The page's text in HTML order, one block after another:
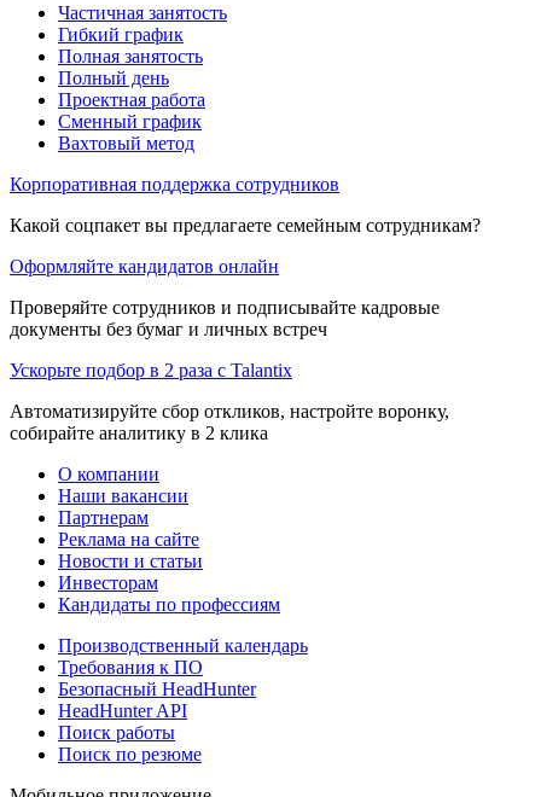
Частичная занятость
Гибкий график
Полная занятость
Полный день
Проектная работа
Сменный график
Вахтовый метод
Корпоративная поддержка сотрудников
Какой соцпакет вы предлагаете семейным сотрудникам?
Оформляйте кандидатов онлайн
Проверяйте сотрудников и подписывайте кадровые
документы без бумаг и личных встреч
Ускорьте подбор в 2 раза с Talantix
Автоматизируйте сбор откликов, настройте воронку,
собирайте аналитику в 2 клика
О компании
Наши вакансии
Партнерам
Реклама на сайте
Новости и статьи
Инвесторам
Кандидаты по профессиям
Производственный календарь
Требования к ПО
Безопасный HeadHunter
HeadHunter API
Поиск работы
Поиск по резюме